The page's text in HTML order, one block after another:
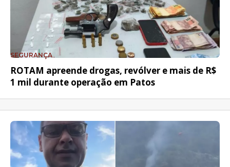
SEGURANÇA
ROTAM apreende drogas, revólver e mais de R$
1 mil durante operação em Patos